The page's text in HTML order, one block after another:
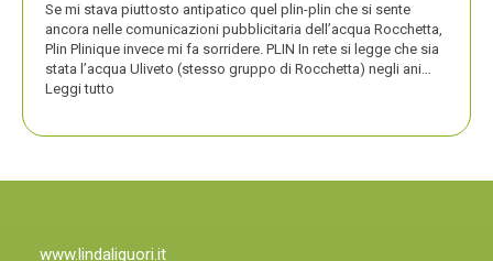
Se mi stava piuttosto antipatico quel plin-plin che si sente
ancora nelle comunicazioni pubblicitaria dell’acqua Rocchetta,
Plin Plinique invece mi fa sorridere. PLIN In rete si legge che sia
stata l’acqua Uliveto (stesso gruppo di Rocchetta) negli ani…
Leggi tutto
www.lindaliguori.it